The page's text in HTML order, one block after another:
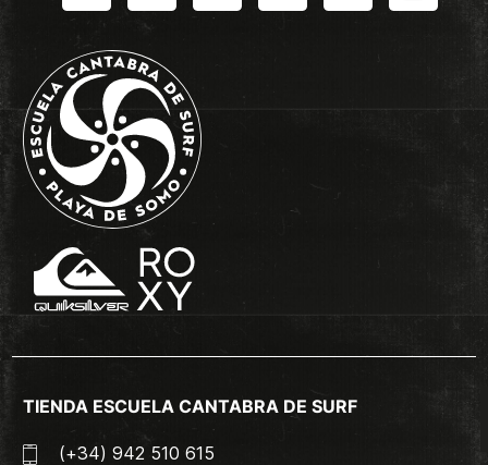
TIENDA ESCUELA CANTABRA DE SURF
(+34) 942 510 615